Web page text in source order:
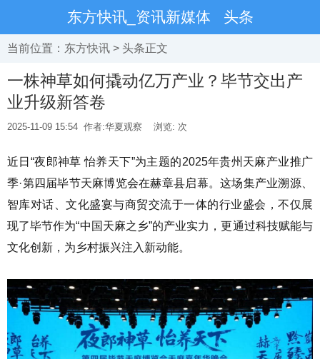
东方快讯_资讯新媒体 头条
当前位置： 东方快讯 > 头条正文
一株神草如何撬动亿万产业？毕节交出产
业升级新答卷
2025-11-09 15:54 作者:华夏观察 浏览: 次
近日“夜郎神草 怡养天下”为主题的2025年贵州天麻产业推广
季·第四届毕节天麻博览会在赫章县启幕。这场集产业溯源、
智库对话、文化盛宴与商贸交流于一体的行业盛会，不仅展
现了毕节作为“中国天麻之乡”的产业实力，更通过科技赋能与
文化创新，为乡村振兴注入新动能。